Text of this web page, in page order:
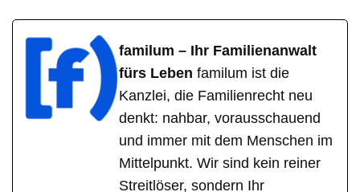
familum – Ihr Familienanwalt
fürs Leben familum ist die
Kanzlei, die Familienrecht neu
denkt: nahbar, vorausschauend
und immer mit dem Menschen im
Mittelpunkt. Wir sind kein reiner
Streitlöser, sondern Ihr